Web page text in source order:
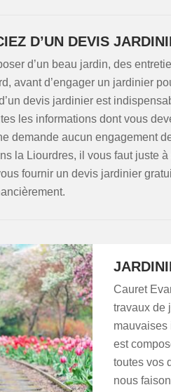
D’UN DEVIS
d’un beau jardin, des
avant d’engager un jardinier
d’un devis jardinier est
les informations dont vous
demande aucun engagement
la Liourdres, il vous faut juste
fournir un devis jardinier
Cauret
travaux de
mauvaises
est
toutes vos
nous